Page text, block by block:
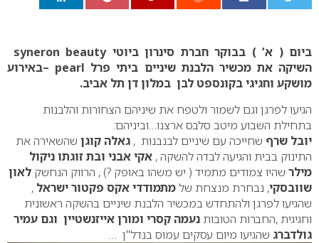
השיקה את מכשיר הלבנת שיניים ביתי פרל pearl –באירוע
מושקע וחגיגי בקונספט לבן במלון דן תל אביב.
הגיעו לפרגן וגם לשמור ולטפח את שיניהם הצחורות והלבנות
בתחילת השבוע מיטב סלבס ארצנו…וביניהם:
יובל שרף שחייכה עם שיניים לבנבנות , גאלה קוגן שהשאירה את
התינוק בבית והגיעה לבדה להשקה , אקי אבני ובתזוגתו ניקול
מילר שהיו צמודים מתמיד ( יש משהו באופק ?) , הרווק הנחשק לאון
שוובסקי, נבחרת מנצחת שלמתמודדיאקס פקטור ישראל ,
שהגיעו לפרגן ולהתחדש במכשיר הלבנת שיניים בהשקה ראשונית
וחגיגית ,החברות הטובות נעמה קסרי ומורן אייזנשטיין וגם עמיר
גולדברג שהגיעו מיום עסקים עמוס בנדל"ן …